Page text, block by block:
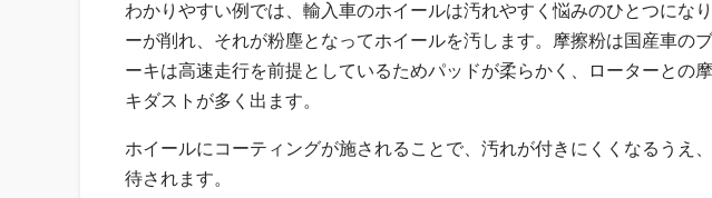
わかりやすい例では、輸入車のホイールは汚れやすく悩みのひとつにな
ーが削れ、それが粉塵となってホイールを汚します。摩擦粉は国産車の
ーキは高速走行を前提としているためパッドが柔らかく、ローターとの
キダストが多く出ます。
ホイールにコーティングが施されることで、汚れが付きにくくなるうえ
待されます。